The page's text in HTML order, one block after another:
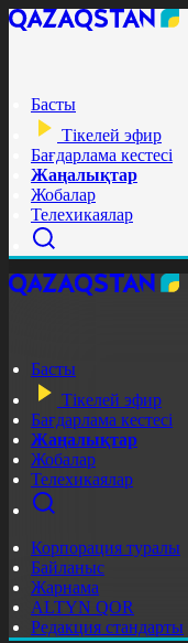
Басты
Тікелей эфир
Бағдарлама кестесі
Жаңалықтар
Жобалар
Телехикаялар
Басты
Тікелей эфир
Бағдарлама кестесі
Жаңалықтар
Жобалар
Телехикаялар
Корпорация туралы
Байланыс
Жарнама
ALTYN QOR
Редакция стандарты